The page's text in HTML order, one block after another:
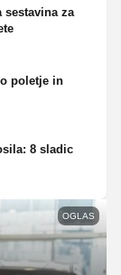
sestavina za
poletje in
8 sladic
OGLAS